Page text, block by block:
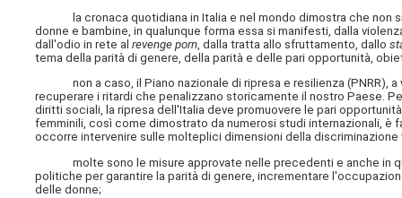
la cronaca quotidiana in Italia e nel mondo dimostra che non
donne e bambine, in qualunque forma essa si manifesti, dalla
dall'odio in rete alrevenge porn, dalla tratta allo sfruttamento, dallo
tema della parità di genere, della parità e delle pari opportunità,
non a caso, il Piano nazionale di ripresa e resilienza (PNRR), a
recuperare i ritardi che penalizzano storicamente il nostro Paese.
diritti sociali, la ripresa dell'Italia deve promuovere le pari
femminili, così come dimostrato da numerosi studi internazionali,
occorre intervenire sulle molteplici dimensioni della
molte sono le misure approvate nelle precedenti e anche in
politiche per garantire la parità di genere, incrementare
delle donne;